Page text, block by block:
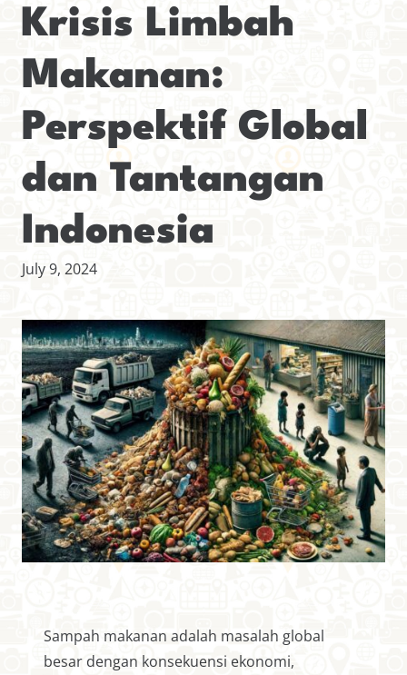
Krisis Limbah
Makanan:
Perspektif Global
dan Tantangan
Indonesia
July 9, 2024
Sampah makanan adalah masalah global
besar dengan konsekuensi ekonomi,